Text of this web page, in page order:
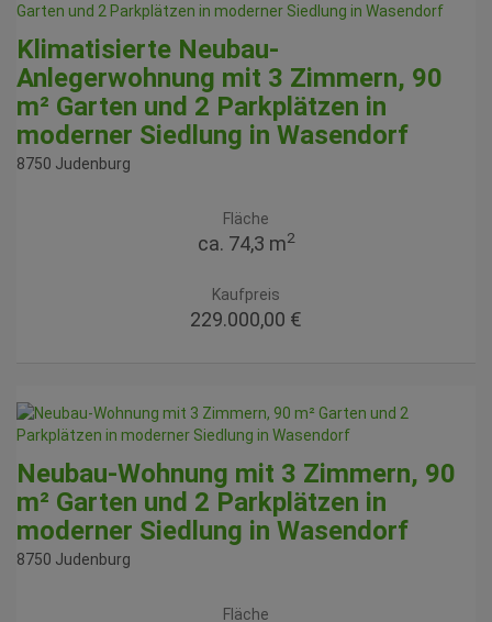
Klimatisierte Neubau-
Anlegerwohnung mit 3 Zimmern, 90
m² Garten und 2 Parkplätzen in
moderner Siedlung in Wasendorf
8750 Judenburg
Fläche
ca. 74,3 m2
Kaufpreis
229.000,00 €
Neubau-Wohnung mit 3 Zimmern, 90
m² Garten und 2 Parkplätzen in
moderner Siedlung in Wasendorf
8750 Judenburg
Fläche